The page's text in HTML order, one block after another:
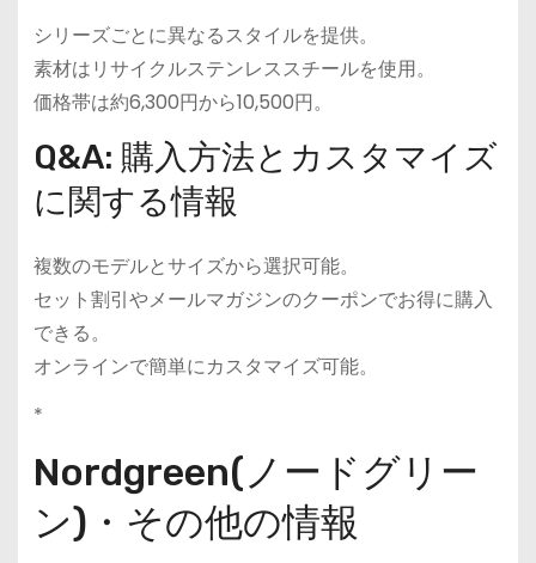
シリーズごとに異なるスタイルを提供。
素材はリサイクルステンレススチールを使用。
価格帯は約6,300円から10,500円。
Q&A: 購入方法とカスタマイズ
に関する情報
複数のモデルとサイズから選択可能。
セット割引やメールマガジンのクーポンでお得に購入
できる。
オンラインで簡単にカスタマイズ可能。
*
Nordgreen(ノードグリー
ン)・その他の情報